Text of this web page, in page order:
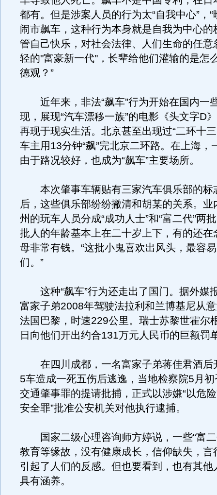
都有。但是涉案人员的行为太“自我中心”，
闹市飙车，这种行为本身就是自我为中心的
管自己快乐，对社会法律、人们生命的任意
轻的"富豪新一代"，长辈给他们灌输的是怎
德观？”
近年来，非法“飙车”行为开始在国内一
现，展现“汽车漂移一族”的电影《头文字D
再现于现实生活。北京甚至出现过“二环十
车主用13分钟“飙”完北京二环路。在上海，
由于路况较好，也成为“飙车”主要场所。
本次肇事车辆贴有三家汽车俱乐部的标
后，这些俱乐部纷纷撇清和胡某的关系。业
州的玩车人员分成“成功人士”和“富二代”两
批人的年龄基本上在二十岁上下，有的还在
母非常有钱。“这批小鬼喜欢出风头，最容
们。”
这种“飙车”行为还走出了国门。据外媒
富家子弟2008年驾驶法拉利和兰博基尼从
法国巴黎，时速229公里。瑞士苏黎世霍尔
日向他们开出约合131万元人民币的巨额罚
在四川成都，一名富家子弟蒋佳君酒后
5车造成一死五伤后逃逸，当地检察院5月
交通肇事罪的提请批捕，正式以涉嫌“以危
安全罪”批准公安机关对他执行逮捕。
国家二级心理咨询师方婷说，一些“富二
教育等缘故，没有健康成长，信仰缺失，言
引起了人们的反感。但也要看到，也有其他
具有涵养。